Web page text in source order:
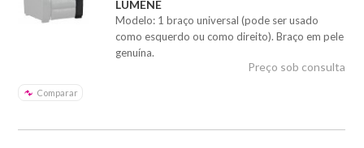
LUMENE
Modelo: 1 braço universal (pode ser usado
como esquerdo ou como direito). Braço em pele
genuína.
Comparar
Preço sob consulta